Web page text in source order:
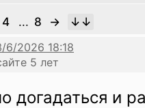
4 ... 8
→
5 лет
догадаться и